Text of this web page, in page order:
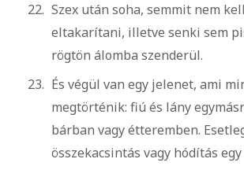
Szex után soha, semmit nem
eltakarítani, illetve senki sem
rögtön álomba szenderül.
És végül van egy jelenet, ami
megtörténik: fiú és lány
bárban vagy étteremben.
összekacsintás vagy hódítás